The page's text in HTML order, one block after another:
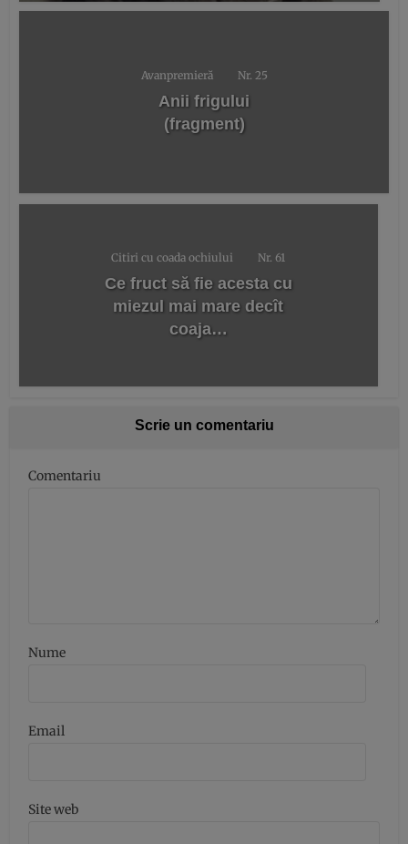
Avanpremieră Nr. 25
Anii frigului
(fragment)
Citiri cu coada ochiului Nr. 61
Ce fruct să fie acesta cu
miezul mai mare decît
coaja…
Scrie un comentariu
Comentariu
Nume
Email
Site web